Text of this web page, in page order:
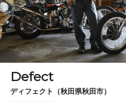
Defect
ディフェクト（秋田県秋田市）